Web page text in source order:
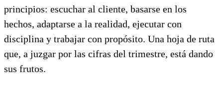
principios: escuchar al cliente, basarse en los
hechos, adaptarse a la realidad, ejecutar con
disciplina y trabajar con propósito. Una hoja de ruta
que, a juzgar por las cifras del trimestre, está dando
sus frutos.